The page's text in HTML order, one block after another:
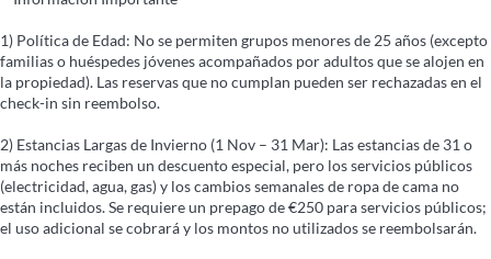
1) Política de Edad: No se permiten grupos menores de 25 años (excepto
familias o huéspedes jóvenes acompañados por adultos que se alojen en
la propiedad). Las reservas que no cumplan pueden ser rechazadas en el
check-in sin reembolso.
2) Estancias Largas de Invierno (1 Nov – 31 Mar): Las estancias de 31 o
más noches reciben un descuento especial, pero los servicios públicos
(electricidad, agua, gas) y los cambios semanales de ropa de cama no
están incluidos. Se requiere un prepago de €250 para servicios públicos;
el uso adicional se cobrará y los montos no utilizados se reembolsarán.